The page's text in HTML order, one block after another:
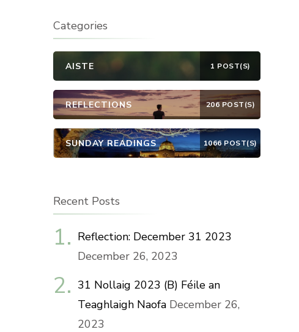
Categories
AISTE 1 POST(S)
REFLECTIONS 206 POST(S)
SUNDAY READINGS 1066 POST(S)
Recent Posts
Reflection: December 31 2023
December 26, 2023
31 Nollaig 2023 (B) Féile an
Teaghlaigh Naofa December 26,
2023